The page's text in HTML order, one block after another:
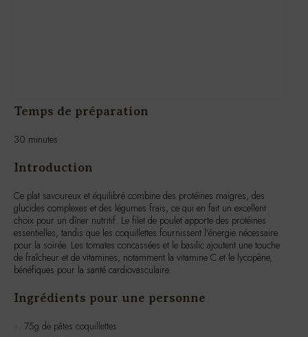
Temps de préparation
30 minutes
Introduction
Ce plat savoureux et équilibré combine des protéines maigres, des
glucides complexes et des légumes frais, ce qui en fait un excellent
choix pour un dîner nutritif. Le filet de poulet apporte des protéines
essentielles, tandis que les coquillettes fournissent l’énergie nécessaire
pour la soirée. Les tomates concassées et le basilic ajoutent une touche
de fraîcheur et de vitamines, notamment la vitamine C et le lycopène,
bénéfiques pour la santé cardiovasculaire.
Ingrédients pour une personne
75g de pâtes coquillettes